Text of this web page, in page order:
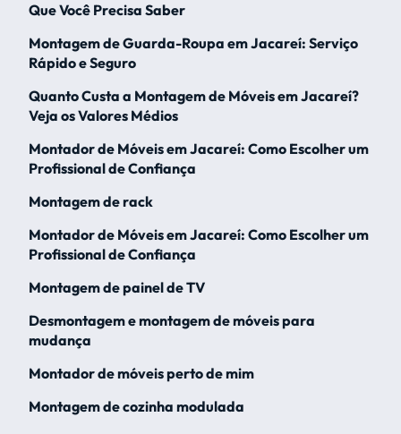
Que Você Precisa Saber
Montagem de Guarda-Roupa em Jacareí: Serviço
Rápido e Seguro
Quanto Custa a Montagem de Móveis em Jacareí?
Veja os Valores Médios
Montador de Móveis em Jacareí: Como Escolher um
Profissional de Confiança
Montagem de rack
Montador de Móveis em Jacareí: Como Escolher um
Profissional de Confiança
Montagem de painel de TV
Desmontagem e montagem de móveis para
mudança
Montador de móveis perto de mim
Montagem de cozinha modulada